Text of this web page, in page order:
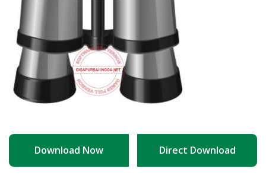
Download Now Direct Download